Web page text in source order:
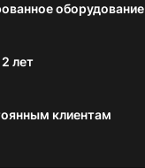
оборудование
лет
клиентам